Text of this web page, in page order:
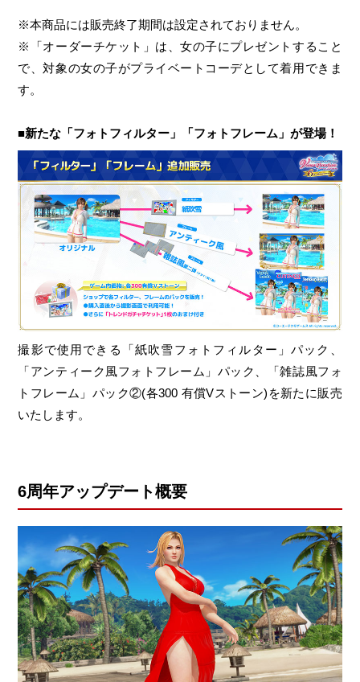
※本商品には販売終了期間は設定されておりません。
※「オーダーチケット」は、女の子にプレゼントすること
で、対象の女の子がプライベートコーデとして着用できま
す。
■新たな「フォトフィルター」「フォトフレーム」が登場！
撮影で使用できる「紙吹雪フォトフィルター」パック、
「アンティーク風フォトフレーム」パック、「雑誌風フォ
トフレーム」パック②(各300 有償Vストーン)を新たに販売
いたします。
6周年アップデート概要